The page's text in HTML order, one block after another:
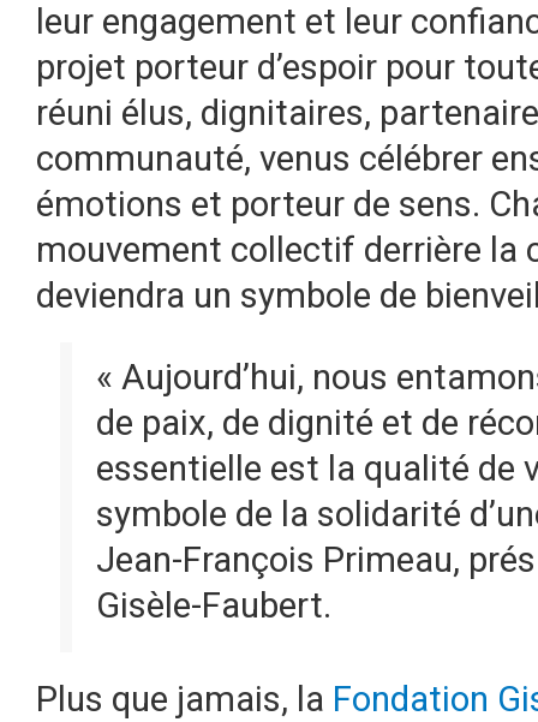
leur engagement et leur
projet porteur d’espoir pour
réuni élus, dignitaires,
communauté, venus célébrer
émotions et porteur de sens.
mouvement collectif derrière la
deviendra un symbole de
« Aujourd’hui, nous
de paix, de dignité et de
essentielle est la qualité de
symbole de la solidarité
Jean-François Primeau,
Gisèle-Faubert.
Plus que jamais, la Fondation